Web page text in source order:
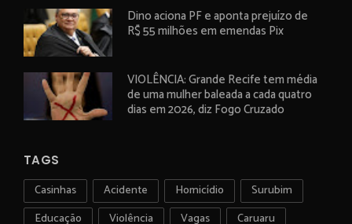
Dino aciona PF e aponta prejuízo de
R$ 55 milhões em emendas Pix
VIOLÊNCIA: Grande Recife tem média
de uma mulher baleada a cada quatro
dias em 2026, diz Fogo Cruzado
TAGS
Casinhas Acidente Homicídio
Surubim
Educação
Violência Vagas
Caruaru